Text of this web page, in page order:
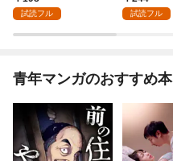
試読フル 試読フル
青年マンガのおすすめ本